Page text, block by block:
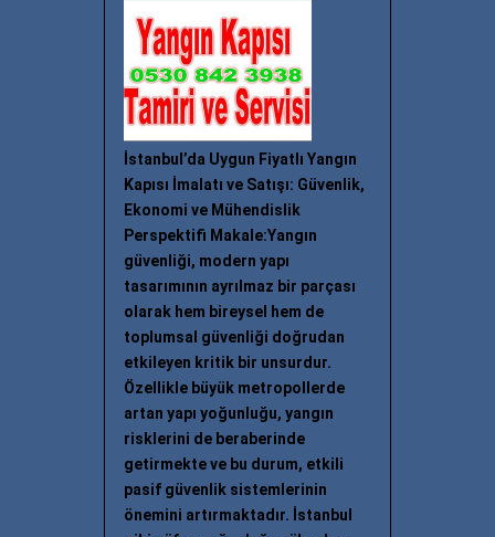
İstanbul’da Uygun Fiyatlı Yangın
Kapısı İmalatı ve Satışı: Güvenlik,
Ekonomi ve Mühendislik
Perspektifi Makale:Yangın
güvenliği, modern yapı
tasarımının ayrılmaz bir parçası
olarak hem bireysel hem de
toplumsal güvenliği doğrudan
etkileyen kritik bir unsurdur.
Özellikle büyük metropollerde
artan yapı yoğunluğu, yangın
risklerini de beraberinde
getirmekte ve bu durum, etkili
pasif güvenlik sistemlerinin
önemini artırmaktadır. İstanbul